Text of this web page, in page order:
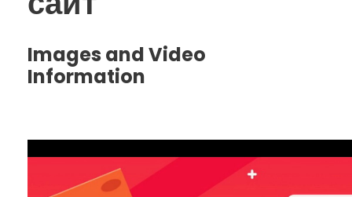
Images and Video
Information